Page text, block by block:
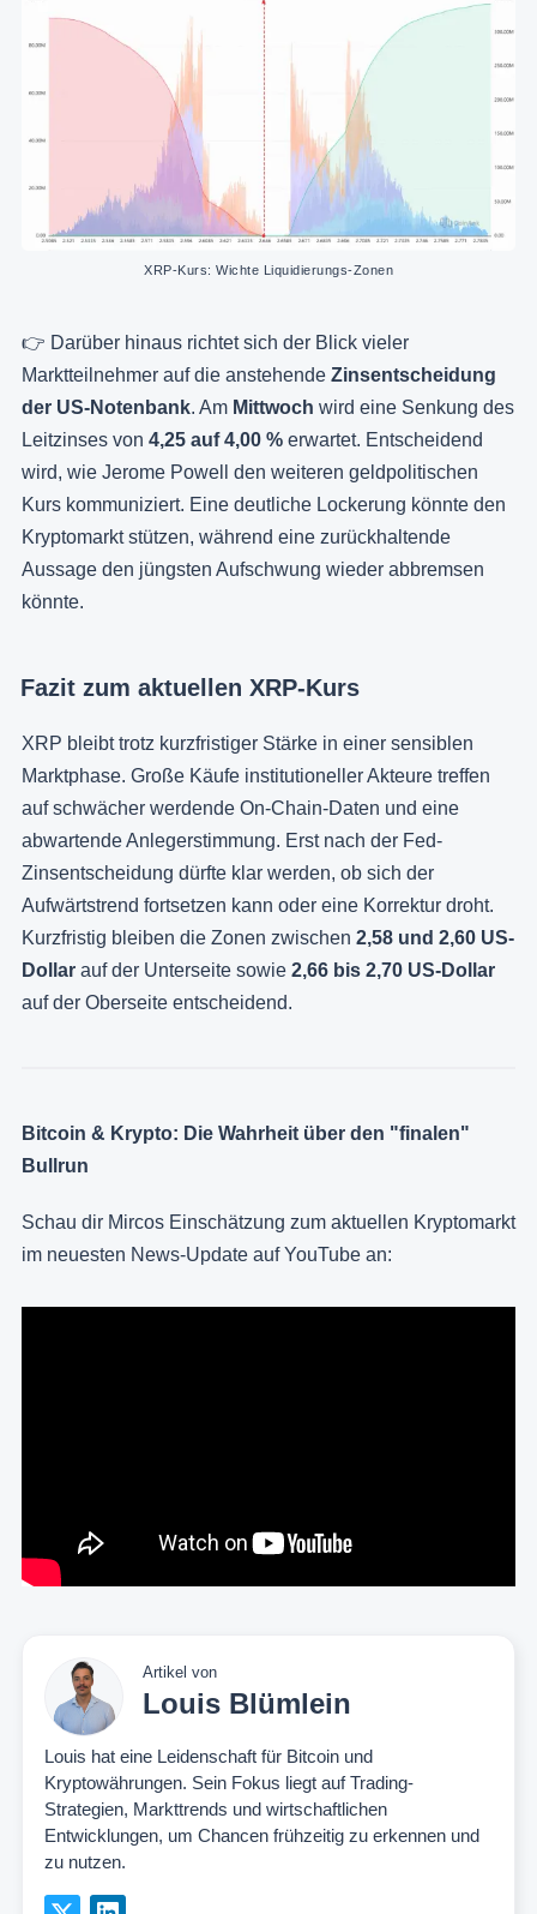
XRP-Kurs: Wichte Liquidierungs-Zonen
👉 Darüber hinaus richtet sich der Blick vieler
Marktteilnehmer auf die anstehende Zinsentscheidung
der US-Notenbank. Am Mittwoch wird eine Senkung des
Leitzinses von 4,25 auf 4,00 % erwartet. Entscheidend
wird, wie Jerome Powell den weiteren geldpolitischen
Kurs kommuniziert. Eine deutliche Lockerung könnte den
Kryptomarkt stützen, während eine zurückhaltende
Aussage den jüngsten Aufschwung wieder abbremsen
könnte.
Fazit zum aktuellen XRP-Kurs
XRP bleibt trotz kurzfristiger Stärke in einer sensiblen
Marktphase. Große Käufe institutioneller Akteure treffen
auf schwächer werdende On-Chain-Daten und eine
abwartende Anlegerstimmung. Erst nach der Fed-
Zinsentscheidung dürfte klar werden, ob sich der
Aufwärtstrend fortsetzen kann oder eine Korrektur droht.
Kurzfristig bleiben die Zonen zwischen 2,58 und 2,60 US-
Dollar auf der Unterseite sowie 2,66 bis 2,70 US-Dollar
auf der Oberseite entscheidend.
Bitcoin & Krypto: Die Wahrheit über den "finalen"
Bullrun
Schau dir Mircos Einschätzung zum aktuellen Kryptomarkt
im neuesten News-Update auf YouTube an:
Artikel von
Louis Blümlein
Louis hat eine Leidenschaft für Bitcoin und
Kryptowährungen. Sein Fokus liegt auf Trading-
Strategien, Markttrends und wirtschaftlichen
Entwicklungen, um Chancen frühzeitig zu erkennen und
zu nutzen.